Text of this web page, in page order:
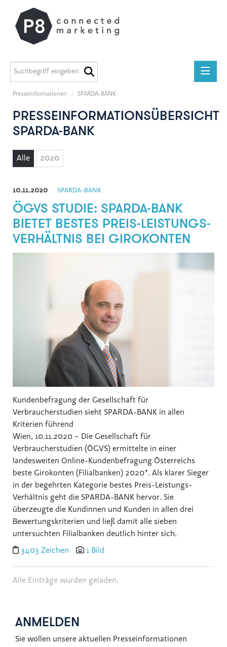
Presseinformationen
medilab
P8 Marketing informiert
Midstad
Österreichische Apothekerkammer
Miba Gruppe
gswb
FG Beförderungsgewerbe mit PKW
Karriere mit Schere
Monat der Hautgesundheit
Notariatskammer für Salzburg
Skiregion Hochkönig
Schlumberger
Subway B2C
St. Peter Stiftskulinarium
Reiters Reserve
Schultz Gruppe
TVB Ferienregion Fügen-Kaltenbach im Zillertal
TYROLIT
SWACRIT systems
Zukunftsbüro ZTB
Tiroler Gebietskrankenkasse
z.l.ö. - zukunft.lehre.österreich.
VOLKSBANK
Presseinformationen / SPARDA-BANK
PRESSEINFORMATIONSÜBERSICHT
SPARDA-BANK
Alle 2020
10.11.2020 SPARDA-BANK
ÖGVS STUDIE: SPARDA-BANK
BIETET BESTES PREIS-LEISTUNGS-
VERHÄLTNIS BEI GIROKONTEN
Kundenbefragung der Gesellschaft für
Verbraucherstudien sieht SPARDA-BANK in allen
Kriterien führend
Wien, 10.11.2020 – Die Gesellschaft für
Verbraucherstudien (ÖGVS) ermittelte in einer
landesweiten Online-Kundenbefragung Österreichs
beste Girokonten (Filialbanken) 2020*. Als klarer Sieger
in der begehrten Kategorie bestes Preis-Leistungs-
Verhältnis geht die SPARDA-BANK hervor. Sie
überzeugte die Kundinnen und Kunden in allen drei
Bewertungskriterien und ließ damit alle sieben
untersuchten Filialbanken deutlich hinter sich.
3403 Zeichen 1 Bild
Alle Einträge wurden geladen.
ANMELDEN
Sie wollen unsere aktuellen Presseinformationen